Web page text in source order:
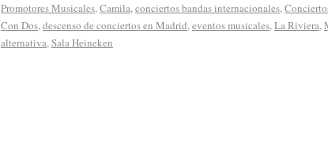
Promotores Musicales,Camila,conciertos bandas internacionales,
Con Dos,descenso de conciertos en Madrid,eventos musicales,La Riviera,
alternativa,Sala Heineken